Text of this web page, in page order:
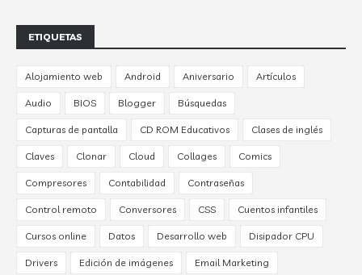
ETIQUETAS
Alojamiento web Android Aniversario Artículos
Audio BIOS Blogger Búsquedas
Capturas de pantalla CD ROM Educativos Clases de inglés
Claves Clonar Cloud Collages Comics
Compresores Contabilidad Contraseñas
Control remoto Conversores CSS Cuentos infantiles
Cursos online Datos Desarrollo web Disipador CPU
Drivers Edición de imágenes Email Marketing